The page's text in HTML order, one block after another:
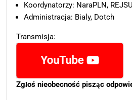
Koordynatorzy: NaraPLN, REJSU
Administracja: Bialy, Dotch
Transmisja:
Zgłoś nieobecność pisząc